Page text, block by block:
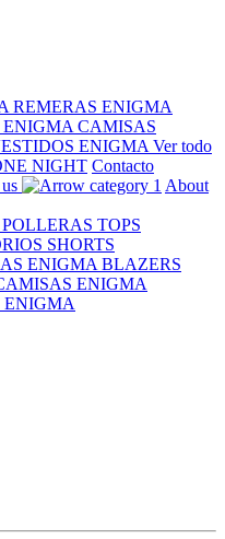
REMERAS ENIGMA
CAMISAS
ENIGMA Ver todo
NIGHT Contacto
About
POLLERAS TOPS
SHORTS
ENIGMA BLAZERS
ENIGMA
ENIGMA